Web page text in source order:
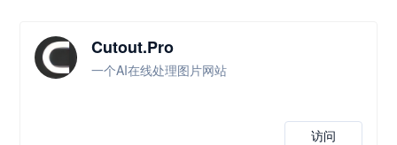
Cutout.Pro
一个AI在线处理图片网站
访问